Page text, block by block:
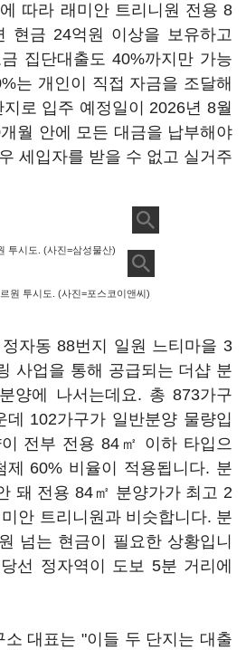
따라 래미안 트리니원 전용 8
현금 24억원 이상을 보유하고
집단대출도 40%까지만 가능
는 개인이 직접 자금을 조달해
로 입주 예정일이 2026년 8월
월 안에 모든 대금을 납부해야
세입자를 받을 수 없고 실거주
투시도. (사진=삼성물산)
원 투시도. (사진=포스코이앤씨)
자동 88번지 일원 느티마을 3
사업을 통해 공급되는 더샵 분
양에 나서는데요. 총 873가구
102가구가 일반분양 물량입
전부 전용 84㎡ 이하 타입으
제 60% 비율이 적용됩니다. 분
돼 전용 84㎡ 분양가가 최고 2
안 트리니원과 비슷합니다. 분
넘는 현금이 필요한 상황입니
선 정자역이 도보 5분 거리에
소 대표는 "이들 두 단지는 대출